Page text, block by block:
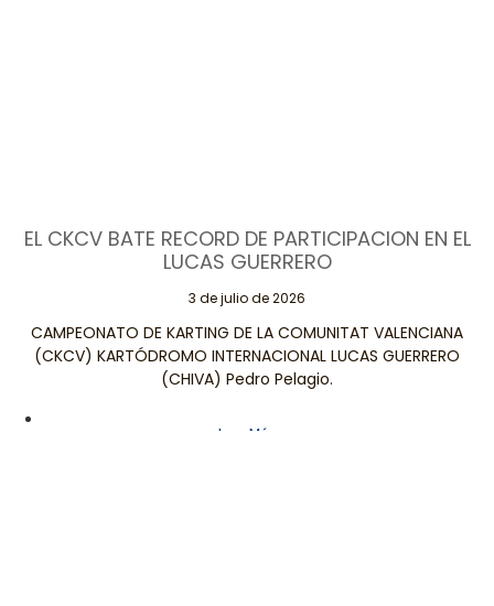
EL CKCV BATE RECORD DE PARTICIPACION EN EL
LUCAS GUERRERO
3 de julio de 2026
CAMPEONATO DE KARTING DE LA COMUNITAT VALENCIANA
(CKCV) KARTÓDROMO INTERNACIONAL LUCAS GUERRERO
(CHIVA) Pedro Pelagio.
Leer Más